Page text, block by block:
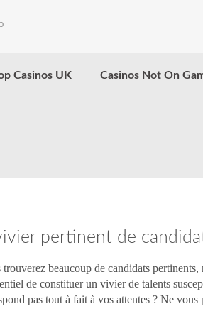
Casinos UK Casinos Not On
pertinent de
beaucoup de candidats
de constituer un vivier de talents
pas tout à fait à vos attentes ? Ne vous